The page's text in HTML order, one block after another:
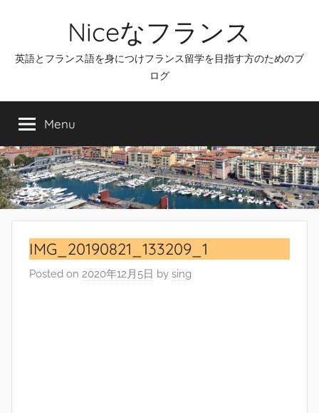
Niceなフランス
英語とフランス語を身につけフランス留学を目指す方のためのブ
ログ
Menu
IMG_20190821_133209_1
Posted on 2020年12月5日 by sing